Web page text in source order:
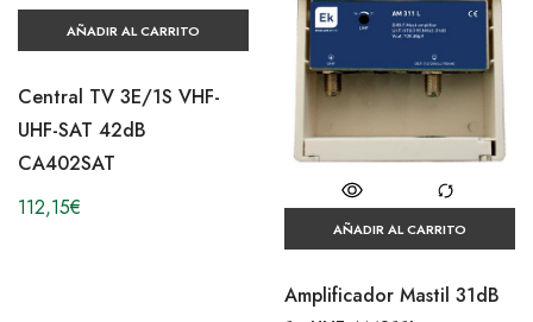
AÑADIR AL CARRITO
Central TV 3E/1S VHF-
UHF-SAT 42dB
CA402SAT
112,15€
AÑADIR AL CARRITO
Amplificador Mastil 31dB